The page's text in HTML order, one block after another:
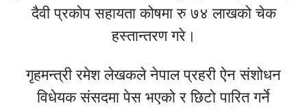
दैवी प्रकोप सहायता कोषमा रु ७४ लाखको चेक
हस्तान्तरण गरे।
गृहमन्त्री रमेश लेखकले नेपाल प्रहरी ऐन संशोधन
विधेयक संसदमा पेस भएको र छिटो पारित गर्ने